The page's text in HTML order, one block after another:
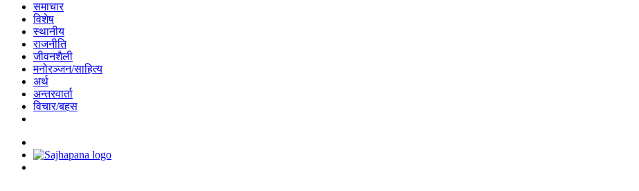
समाचार
विशेष
स्थानीय
राजनीति
जीवनशैली
मनोरञ्जन/साहित्य
अर्थ
अन्तरवार्ता
विचार/बहस